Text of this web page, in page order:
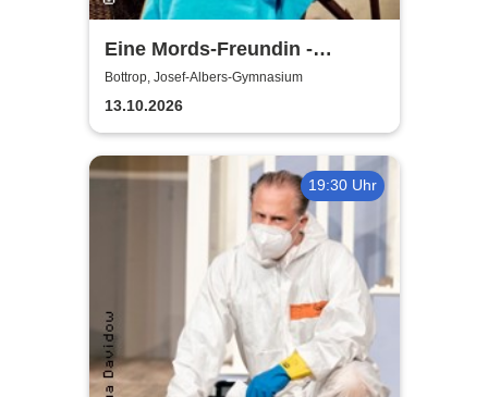
Eine Mords-Freundin -
Bottrop
Bottrop, Josef-Albers-Gymnasium
13.10.2026
19:30 Uhr